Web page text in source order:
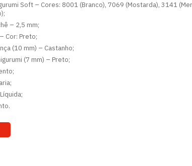
Soft – Cores: 8001 (Branco), 7069 (Mostarda), 3141
– 2,5 mm;
Cor: Preto;
(10 mm) – Castanho;
(7 mm) – Preto;